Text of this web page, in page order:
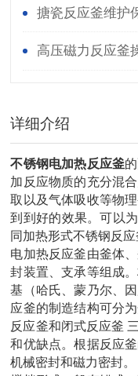
搪瓷反应釜维护
高压磁力反应釜
详细介绍
不锈钢电加热反应釜
加反应物质的充分混
取以及气体吸收等物
到到好的效果。可以
同加热形式不锈钢反应
电加热反应釜由釜体
封装置、支承等组成
基（哈氏、蒙乃尔、
应釜的制造结构可分
反应釜和闭式反应釜
和优缺点。根据反应
机械密封和磁力密封。